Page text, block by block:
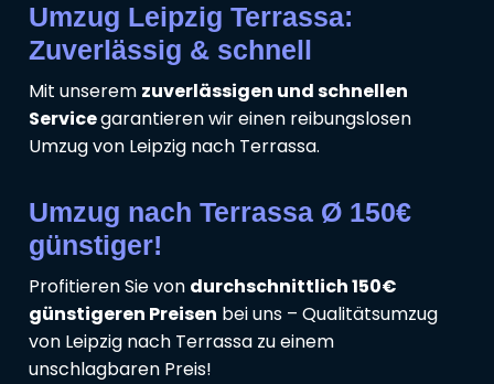
Umzug Leipzig Terrassa:
Zuverlässig & schnell
Mit unserem zuverlässigen und schnellen
Servicegarantieren wir einen reibungslosen
Umzug von Leipzig nach Terrassa.
Umzug nach Terrassa Ø 150€
günstiger!
Profitieren Sie von durchschnittlich 150€
günstigeren Preisen bei uns – Qualitätsumzug
von Leipzig nach Terrassa zu einem
unschlagbaren Preis!